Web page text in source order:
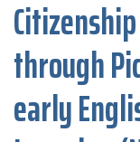
through
early